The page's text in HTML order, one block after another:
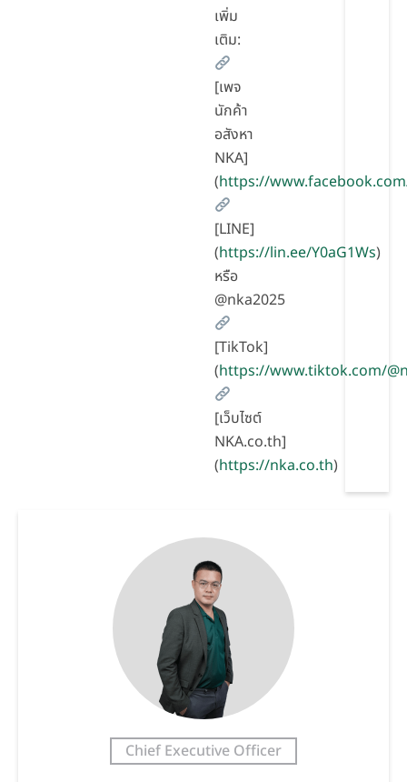
เพิ่ม
เติม:
[เพจ
นักค้า
อสังหา
NKA]
(https://
[LINE]
(https://lin.ee/Y0aG1Ws)
หรือ
@nka2025
[TikTok]
(https://www.tiktok.com/
[เว็บไซต์
NKA.co.th]
(https://nka.co.th)
Chief Executive Officer